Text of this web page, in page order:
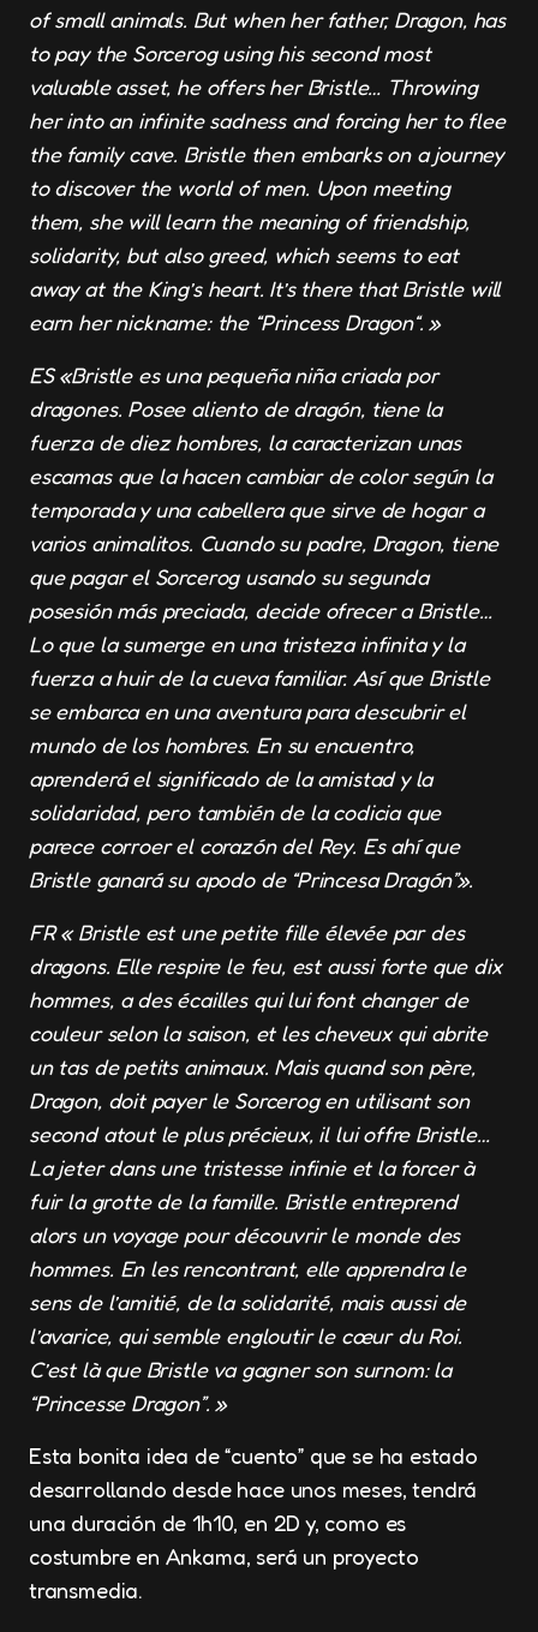
of small animals. But when her father, Dragon, has
to pay the Sorcerog using his second most
valuable asset, he offers her Bristle… Throwing
her into an infinite sadness and forcing her to flee
the family cave. Bristle then embarks on a journey
to discover the world of men. Upon meeting
them, she will learn the meaning of friendship,
solidarity, but also greed, which seems to eat
away at the King’s heart. It’s there that Bristle will
earn her nickname: the “Princess Dragon“. »
ES «Bristle es una pequeña niña criada por
dragones. Posee aliento de dragón, tiene la
fuerza de diez hombres, la caracterizan unas
escamas que la hacen cambiar de color según la
temporada y una cabellera que sirve de hogar a
varios animalitos. Cuando su padre, Dragon, tiene
que pagar el Sorcerog usando su segunda
posesión más preciada, decide ofrecer a Bristle…
Lo que la sumerge en una tristeza infinita y la
fuerza a huir de la cueva familiar. Así que Bristle
se embarca en una aventura para descubrir el
mundo de los hombres. En su encuentro,
aprenderá el significado de la amistad y la
solidaridad, pero también de la codicia que
parece corroer el corazón del Rey. Es ahí que
Bristle ganará su apodo de “Princesa Dragón”».
FR « Bristle est une petite fille élevée par des
dragons. Elle respire le feu, est aussi forte que dix
hommes, a des écailles qui lui font changer de
couleur selon la saison, et les cheveux qui abrite
un tas de petits animaux. Mais quand son père,
Dragon, doit payer le Sorcerog en utilisant son
second atout le plus précieux, il lui offre Bristle…
La jeter dans une tristesse infinie et la forcer à
fuir la grotte de la famille. Bristle entreprend
alors un voyage pour découvrir le monde des
hommes. En les rencontrant, elle apprendra le
sens de l’amitié, de la solidarité, mais aussi de
l’avarice, qui semble engloutir le cœur du Roi.
C’est là que Bristle va gagner son surnom: la
“Princesse Dragon”. »
Esta bonita idea de “cuento” que se ha estado
desarrollando desde hace unos meses, tendrá
una duración de 1h10, en 2D y, como es
costumbre en Ankama, será un proyecto
transmedia.